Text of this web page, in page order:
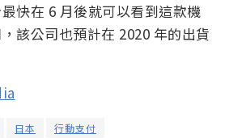
快在 6 月後就可以看到這款機
該公司也預計在 2020 年的出貨
日本 行動支付